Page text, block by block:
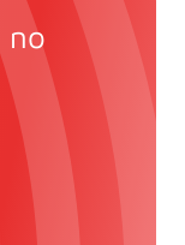
no